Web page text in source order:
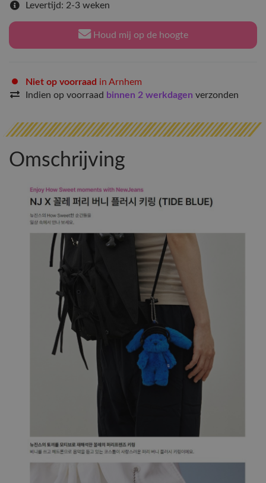
Levertijd: 2-3 weken
Houd mij op de hoogte
Niet op voorraad in Arnhem
Indien op voorraad binnen 2 werkdagen verzonden
Omschrijving